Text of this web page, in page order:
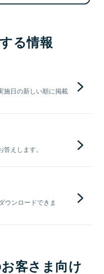
る情報
施日の新しい順に掲載
えします。
ウンロードできま
客さま向け